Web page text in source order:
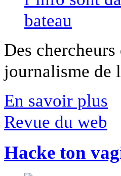
Des
journalisme de
En savoir plus
Revue du web
Hacke ton